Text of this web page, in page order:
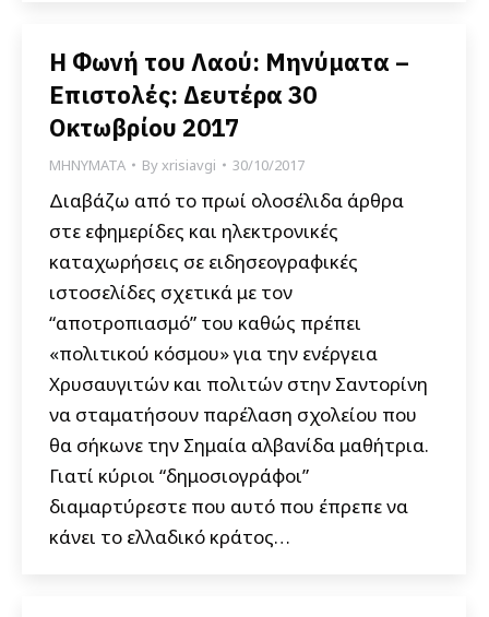
Η Φωνή του Λαού: Μηνύματα –
Επιστολές: Δευτέρα 30
Οκτωβρίου 2017
ΜΗΝΥΜΑΤΑ Byxrisiavgi 30/10/2017
Διαβάζω από το πρωί ολοσέλιδα άρθρα
στε εφημερίδες και ηλεκτρονικές
καταχωρήσεις σε ειδησεογραφικές
ιστοσελίδες σχετικά με τον
“αποτροπιασμό” του καθώς πρέπει
«πολιτικού κόσμου» για την ενέργεια
Χρυσαυγιτών και πολιτών στην Σαντορίνη
να σταματήσουν παρέλαση σχολείου που
θα σήκωνε την Σημαία αλβανίδα μαθήτρια.
Γιατί κύριοι “δημοσιογράφοι”
διαμαρτύρεστε που αυτό που έπρεπε να
κάνει το ελλαδικό κράτος…